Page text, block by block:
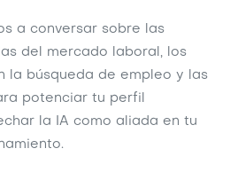
a conversar sobre las
del mercado laboral, los
la búsqueda de empleo y las
potenciar tu perfil
la IA como aliada en tu